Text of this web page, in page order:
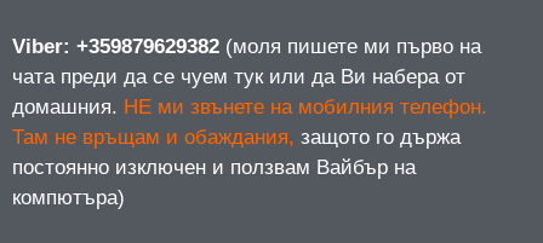
Viber: +359879629382 (моля пишете ми първо на
чата преди да се чуем тук или да Ви набера от
домашния. НЕ ми звънете на мобилния телефон.
Там не връщам и обаждания, защото го държа
постоянно изключен и ползвам Вайбър на
компютъра)